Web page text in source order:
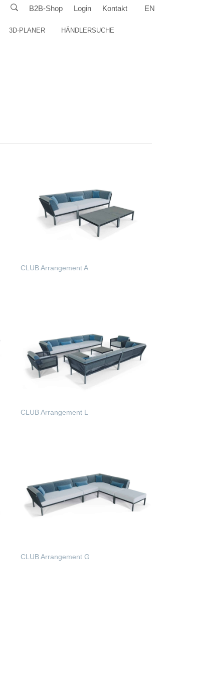
B2B-Shop Login Kontakt EN
3D-PLANER HÄNDLERSUCHE
CLUB Arrangement A
CLUB Arrangement L
CLUB Arrangement G